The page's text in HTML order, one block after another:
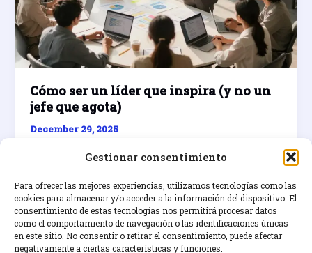
Gestionar consentimiento
Para ofrecer las mejores experiencias, utilizamos tecnologías como las
cookies para almacenar y/o acceder a la información del dispositivo. El
consentimiento de estas tecnologías nos permitirá procesar datos
como el comportamiento de navegación o las identificaciones únicas
en este sitio. No consentir o retirar el consentimiento, puede afectar
negativamente a ciertas características y funciones.
Cómo ser un líder que inspira (y no un
jefe que agota)
December 29, 2025
Aprende a ser un líder inspirador y no un jefe
liderazgo.
Cómo
ser
un
Read Post »